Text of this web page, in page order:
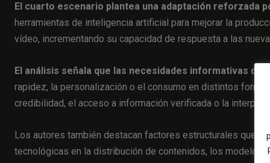
El cuarto escenario plantea una adaptación reforzada
herramientas de inteligencia artificial para mejorar la
vídeo, incrementando su capacidad de respuesta a las
El análisis señala que las necesidades informativas de
rapidez, la personalización o el consumo en distintos
credibilidad, el acceso a información verificada o la
Los autores también destacan factores estructurales que
tecnológicas en la distribución de contenidos, los modelos